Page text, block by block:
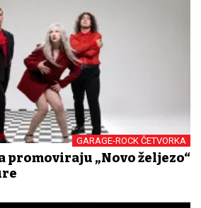
GARAGE-ROCK ČETVORKA
promoviraju „Novo željezo“